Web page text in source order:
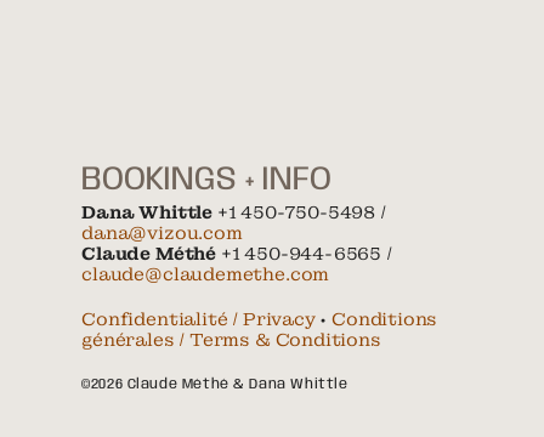
BOOKINGS + INFO
Dana Whittle +1 450-750-5498 /
dana@vizou.com
Claude Méthé +1 450-944-6565 /
claude@claudemethe.com
Confidentialité / Privacy•Conditions
générales / Terms & Conditions
©2026 Claude Méthé & Dana Whittle